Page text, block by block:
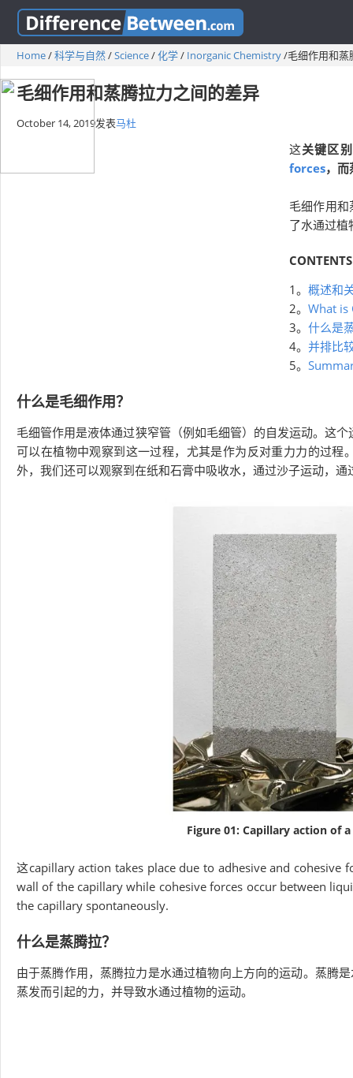
Home/科学与自然/Science/化学/ Inorganic Chemistry/毛细作用和
毛细作用和蒸腾拉力之间的差异
October 14, 2019发表马杜
这关键区别
forces，
毛细作用
了水通过植
CONTENTS
1。 概述和
2。 What is
3。 什么是
4。 并排比
5。
什么是毛细作用？
毛细管作用是液体通过狭窄管（例如毛细管）的自发运动。这个
可以在植物中观察到这一过程，尤其是作为反对重力力的过
外，我们还可以观察到在纸和石膏中吸收水，通过沙子运动，
Figure 01: Capillary action of
这capillary action takes place due to adhesive and
wall of the capillary while cohesive forces occur between
the capillary spontaneously.
什么是蒸腾拉？
由于蒸腾作用，蒸腾拉力是水通过植物向上方向的运动。蒸腾
蒸发而引起的力，并导致水通过植物的运动。